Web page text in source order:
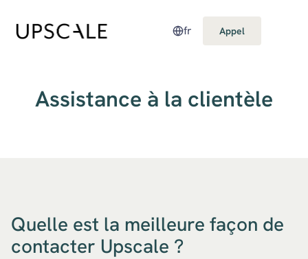
fr Appel
Assistance à la clientèle
Quelle est la meilleure façon de
contacter Upscale ?